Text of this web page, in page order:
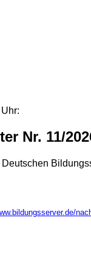
Nr. 11/